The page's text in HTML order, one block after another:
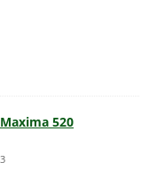
520